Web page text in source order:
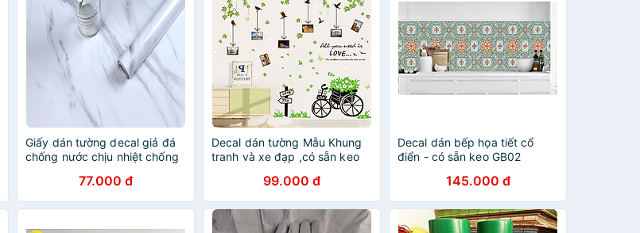
Giấy dán tường decal giả đá
chống nước chịu nhiệt chống
khổ 60cmx5m77.000 đ
Decal dán tường Mẫu Khung
tranh và xe đạp ,có sẵn keo
99.000 đ
Decal dán bếp họa tiết cổ
điển - có sẵn keo GB02
145.000 đ